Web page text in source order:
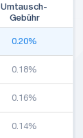
Umtausch-
Gebühr
0.20%
0.18%
0.16%
0.14%